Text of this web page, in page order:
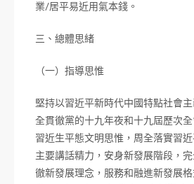
業/居平易近用氣本錢。
三、總體思緒
（一）指導思惟
堅持以習近平新時代中國特點社會
全貫徹黨的十九年夜和十九屆歷次
習近生平態文明思惟，周全落實習
主要講話精力，安身新發展階段，
徹新發展理念，服務和融進新發展